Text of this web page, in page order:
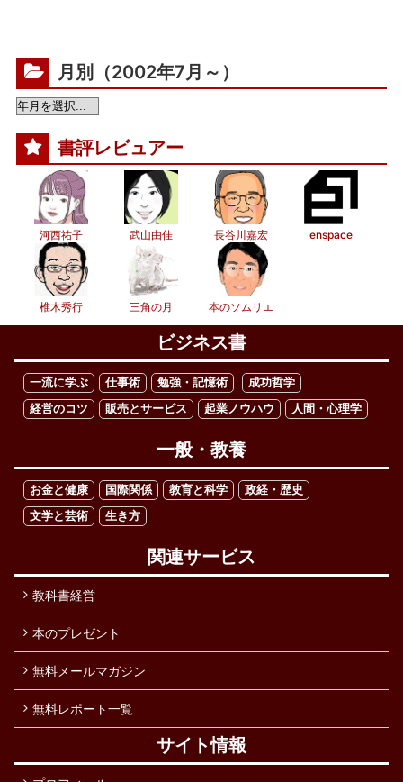
月別（2002年7月～）
書評レビュアー
河西祐子 武山由佳 長谷川嘉宏 enspace
椎木秀行 三角の月 本のソムリエ
ビジネス書
一流に学ぶ 仕事術 勉強・記憶術
成功哲学
経営のコツ
販売とサービス 起業ノウハウ 人間・心理学
一般・教養
お金と健康 国際関係 教育と科学
政経・歴史
文学と芸術
生き方
関連サービス
教科書経営
本のプレゼント
無料メールマガジン
無料レポート一覧
サイト情報